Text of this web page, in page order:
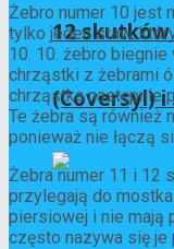
12
(Coversyl) i
Żebro numer 10 jest
tylko jeden staw,
10. 10. żebro biegnie
chrząstki z żebrami
chrząstka następnie
Te żebra są również
ponieważ nie łączą
Żebra numer 11 i 12
przylegają do
piersiowej i nie mają
często nazywa się je